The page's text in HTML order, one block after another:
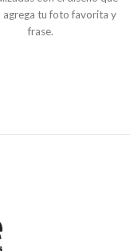
agrega tu foto favorita y
frase.